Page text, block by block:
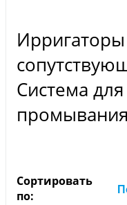
Система для
Сортировать
по: